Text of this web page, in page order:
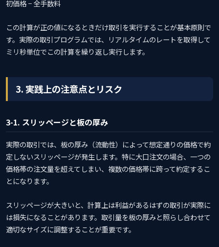
初価格 − 全手数料
この計算が正の値になるときだけ取引を実行することが基本原則で
す。実際の取引プログラムでは、リアルタイムのレートを取得して
ミリ秒単位でこの計算を繰り返し実行します。
3. 実践上の注意点とリスク
3-1. スリッページと板の厚み
実際の取引では、板の厚み（流動性）によって想定通りの価格で約
定しないスリッページが発生します。特に大口注文の場合、一つの
価格帯の注文量を超えてしまい、複数の価格帯に跨って約定するこ
とになります。
スリッページが大きいと、計算上は利益があるはずの取引が実際に
は損失になることがあります。取引量を板の厚みと照らし合わせて
適切なサイズに調整することが重要です。